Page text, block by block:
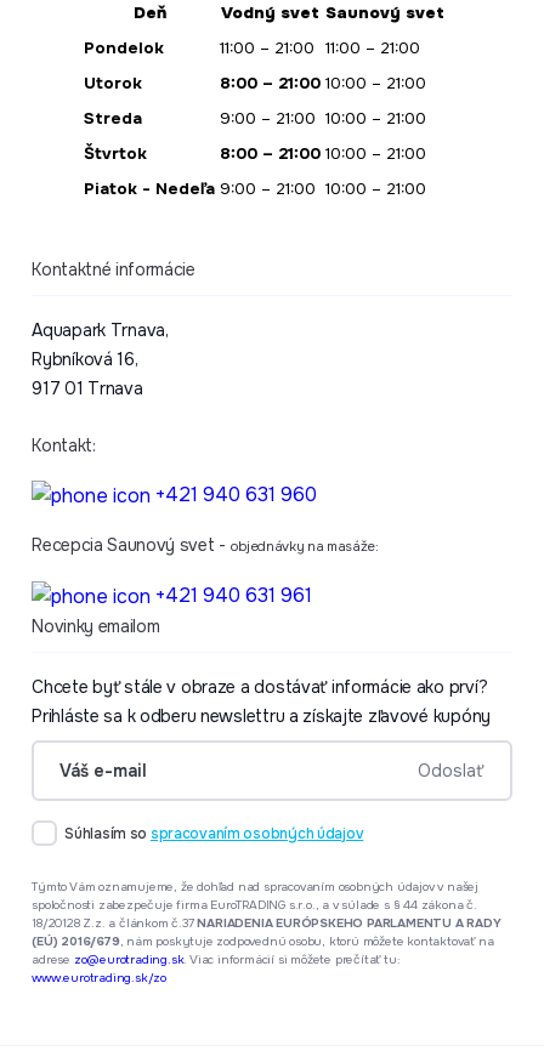
Kontaktné informácie
Aquapark Trnava,
Rybníková 16,
917 01 Trnava
Kontakt:
+421 940 631 960
Recepcia Saunový svet - objednávky na masáže:
+421 940 631 961
Deň Vodný svet Saunový svet
Pondelok
11:00 – 21:00
11:00 – 21:00
Utorok
8:00 – 21:00 10:00 – 21:00
Streda
9:00 – 21:00 10:00 – 21:00
Štvrtok
8:00 – 21:00 10:00 – 21:00
Piatok - Nedeľa 9:00 – 21:00 10:00 – 21:00
Novinky emailom
Chcete byť stále v obraze a dostávať informácie ako prví?
Prihláste sa k odberu newslettru a získajte zľavové kupóny
Odoslať
Súhlasím so spracovaním osobných údajov
Týmto Vám oznamujeme, že dohľad nad spracovaním osobných údajov v našej
spoločnosti zabezpečuje firma EuroTRADING s.r.o., a v súlade s § 44 zákona č.
18/20128 Z.z. a článkom č.37NARIADENIA EURÓPSKEHO PARLAMENTU A RADY
(EÚ) 2016/679, nám poskytuje zodpovednú osobu, ktorú môžete kontaktovať na
adrese zo@eurotrading.sk. Viac informácií si môžete prečítať tu:
www.eurotrading.sk/zo